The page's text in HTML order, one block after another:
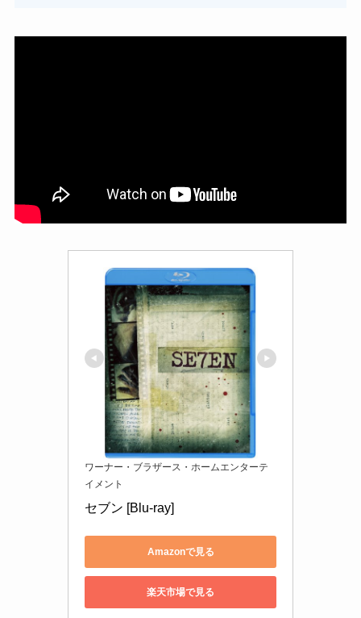
ワーナー・ブラザース・ホームエンターテ
イメント
セブン [Blu-ray]
Amazonで見る
楽天市場で見る